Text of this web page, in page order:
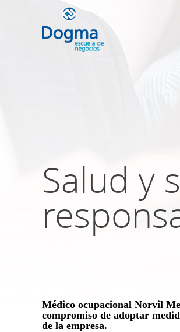
Salud y
Médico ocupacional Norvil
compromiso de adoptar
de la empresa.
TRIBUTACIÓN
NO